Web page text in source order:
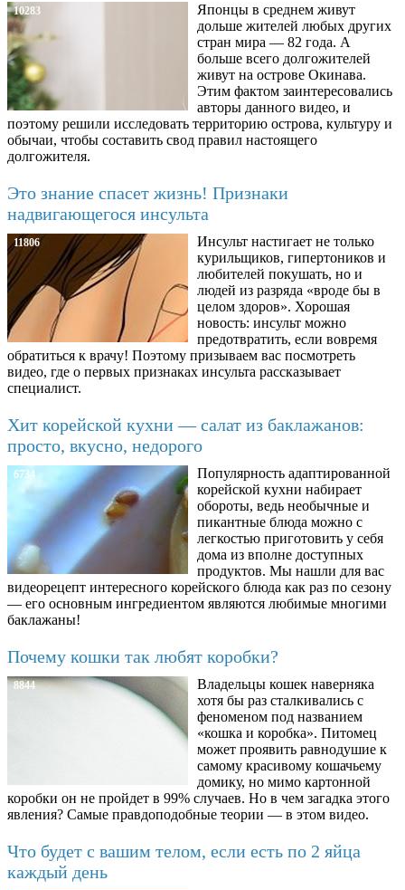
10283
Японцы в среднем живут
дольше жителей любых других
стран мира — 82 года. А
больше всего долгожителей
живут на острове Окинава.
Этим фактом заинтересовались
авторы данного видео, и
поэтому решили исследовать территорию острова, культуру и
обычаи, чтобы составить свод правил настоящего
долгожителя.
Это знание спасет жизнь! Признаки
надвигающегося инсульта
11806
Инсульт настигает не только
курильщиков, гипертоников и
любителей покушать, но и
людей из разряда «вроде бы в
целом здоров». Хорошая
новость: инсульт можно
предотвратить, если вовремя
обратиться к врачу! Поэтому призываем вас посмотреть
видео, где о первых признаках инсульта рассказывает
специалист.
Хит корейской кухни — салат из баклажанов:
просто, вкусно, недорого
6734
Популярность адаптированной
корейской кухни набирает
обороты, ведь необычные и
пикантные блюда можно с
легкостью приготовить у себя
дома из вполне доступных
продуктов. Мы нашли для вас
видеорецепт интересного корейского блюда как раз по сезону
— его основным ингредиентом являются любимые многими
баклажаны!
Почему кошки так любят коробки?
8844
Владельцы кошек наверняка
хотя бы раз сталкивались с
феноменом под названием
«кошка и коробка». Питомец
может проявить равнодушие к
самому красивому кошачьему
домику, но мимо картонной
коробки он не пройдет в 99% случаев. Но в чем загадка этого
явления? Самые правдоподобные теории — в этом видео.
Что будет с вашим телом, если есть по 2 яйца
каждый день